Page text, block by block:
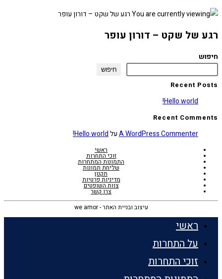
רגע של שקט – דורון עופר
חיפוש
חיפוש
Recent Posts
Hello world!
Recent Comments
A WordPress CommenterעלHello world!
ראשי
זוכי התחרות
התמונות המתחרות
שליחת תמונות
תקנון
מדיניות פרטיות
צוות השופטים
צרו קשר
עיצוב ובניית האתר - we amor
ראשי
על התחרות
זוכי התחרות